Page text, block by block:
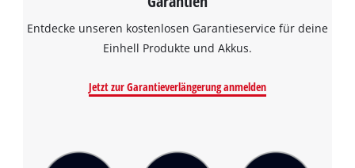
Entdecke unseren kostenlosen Garantieservice für deine
Einhell Produkte und Akkus.
Jetzt zur Garantieverlängerung anmelden